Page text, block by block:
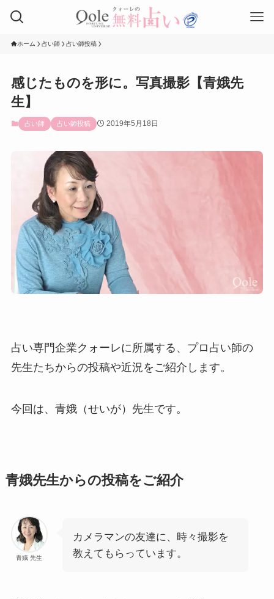
ホーム 占い師 占い師投稿
感じたものを形に。写真撮影【青娥先
生】
占い師 占い師投稿 2019年5月18日
占い専門企業クォーレに所属する、プロ占い師の
先生たちからの投稿や近況をご紹介します。
今回は、青娥（せいが）先生です。
青娥先生からの投稿をご紹介
青娥 先生
カメラマンの友達に、時々撮影を
教えてもらっています。